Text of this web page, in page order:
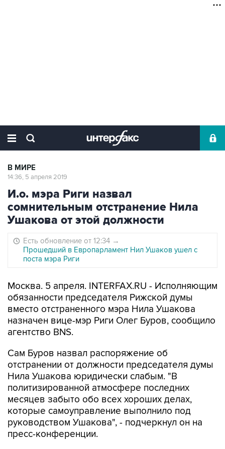
В МИРЕ
14:36, 5 апреля 2019
И.о. мэра Риги назвал
сомнительным отстранение Нила
Ушакова от этой должности
Есть обновление от 12:34 →
Прошедший в Европарламент Нил Ушаков ушел с
поста мэра Риги
Москва. 5 апреля. INTERFAX.RU - Исполняющим
обязанности председателя Рижской думы
вместо отстраненного мэра Нила Ушакова
назначен вице-мэр Риги Олег Буров, сообщило
агентство BNS.
Сам Буров назвал распоряжение об
отстранении от должности председателя думы
Нила Ушаковa юридически слабым. "В
политизированной атмосфере последних
месяцев забыто обо всех хороших делах,
которые самоуправление выполнило под
руководством Ушакова", - подчеркнул он на
пресс-конференции.